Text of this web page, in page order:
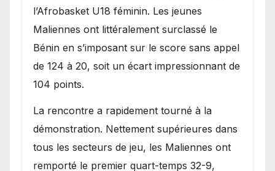
l’Afrobasket U18 féminin. Les jeunes
Maliennes ont littéralement surclassé le
Bénin en s’imposant sur le score sans appel
de 124 à 20, soit un écart impressionnant de
104 points.
La rencontre a rapidement tourné à la
démonstration. Nettement supérieures dans
tous les secteurs de jeu, les Maliennes ont
remporté le premier quart-temps 32-9,